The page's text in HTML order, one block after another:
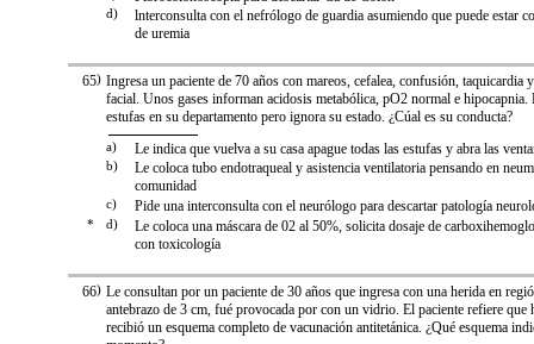
d)
lnterconsulta con el nefrólogo de guardia asumiendo que puede estar
de uremia
)
65 Ingresa un paciente de 70 años con mareos, cefalea, confusión, taquicardia
facial. Unos gases informan acidosis metabólica, pO2 normal e hipocapnia.
estufas en su departamento pero ignora su estado. ¿Cúal es su conducta?
a) Le indica que vuelva a su casa apague todas las estufas y abra las
b)
Le coloca tubo endotraqueal y asistencia ventilatoria pensando en
comunidad
c) Pide una interconsulta con el neurólogo para descartar patología
* d)
Le coloca una máscara de 02 al 50%, solicita dosaje de
con toxicología
)
66 Le consultan por un paciente de 30 años que ingresa con una herida en
antebrazo de 3 cm, fué provocada por con un vidrio. El paciente refiere que
recibió un esquema completo de vacunación antitetánica. ¿Qué esquema